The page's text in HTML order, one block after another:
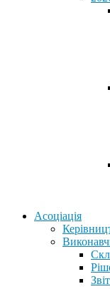
Асоціація